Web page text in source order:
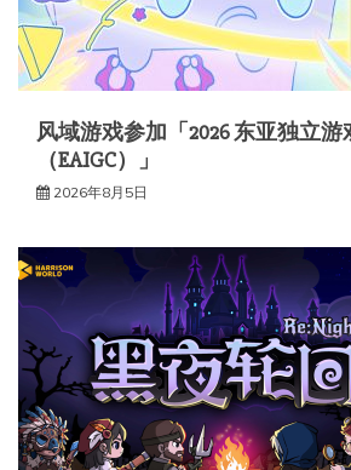
风域游戏参加「2026 东亚独立游
（EAIGC）」
2026年8月5日